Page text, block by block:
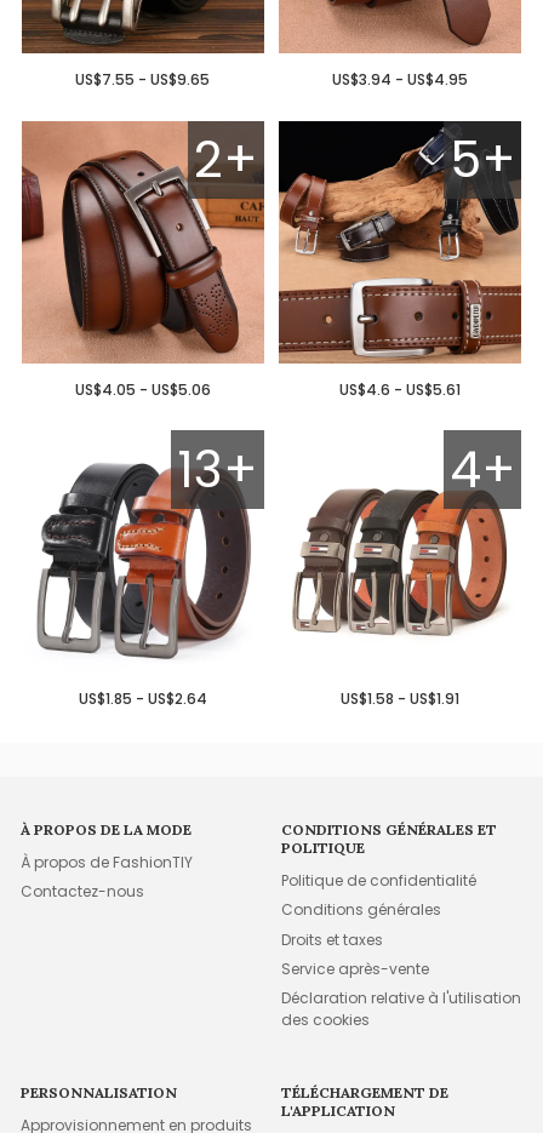
US$7.55 - US$9.65 US$3.94 - US$4.95
2+
US$4.05 - US$5.06
5+
US$4.6 - US$5.61
13+
US$1.85 - US$2.64
4+
US$1.58 - US$1.91
À PROPOS DE LA MODE
À propos de FashionTIY
Contactez-nous
CONDITIONS GÉNÉRALES ET
POLITIQUE
Politique de confidentialité
Conditions générales
Droits et taxes
Service après-vente
Déclaration relative à l'utilisation
des cookies
PERSONNALISATION
Approvisionnement en produits
TÉLÉCHARGEMENT DE
L'APPLICATION